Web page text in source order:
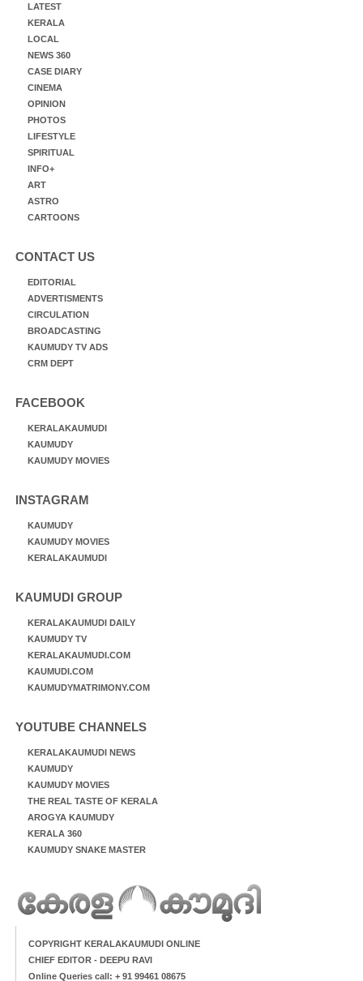
LATEST
KERALA
LOCAL
NEWS 360
CASE DIARY
CINEMA
OPINION
PHOTOS
LIFESTYLE
SPIRITUAL
INFO+
ART
ASTRO
CARTOONS
CONTACT US
EDITORIAL
ADVERTISMENTS
CIRCULATION
BROADCASTING
KAUMUDY TV ADS
CRM DEPT
FACEBOOK
KERALAKAUMUDI
KAUMUDY
KAUMUDY MOVIES
INSTAGRAM
KAUMUDY
KAUMUDY MOVIES
KERALAKAUMUDI
KAUMUDI GROUP
KERALAKAUMUDI DAILY
KAUMUDY TV
KERALAKAUMUDI.COM
KAUMUDI.COM
KAUMUDYMATRIMONY.COM
YOUTUBE CHANNELS
KERALAKAUMUDI NEWS
KAUMUDY
KAUMUDY MOVIES
THE REAL TASTE OF KERALA
AROGYA KAUMUDY
KERALA 360
KAUMUDY SNAKE MASTER
COPYRIGHT KERALAKAUMUDI ONLINE
CHIEF EDITOR - DEEPU RAVI
Online Queries call: + 91 99461 08675